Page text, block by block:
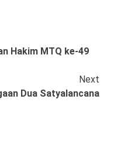
Hakim MTQ ke-49
Next
Dua Satyalancana